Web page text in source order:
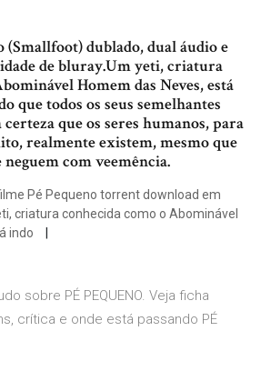
(Smallfoot) dublado, dual áudio e
de bluray.Um yeti, criatura
Homem das Neves, está
que todos os seus semelhantes
que os seres humanos, para
realmente existem, mesmo que
neguem com veemência.
Pé Pequeno torrent download em
criatura conhecida como o Abominável
indo
sobre PÉ PEQUENO. Veja ficha
crítica e onde está passando PÉ